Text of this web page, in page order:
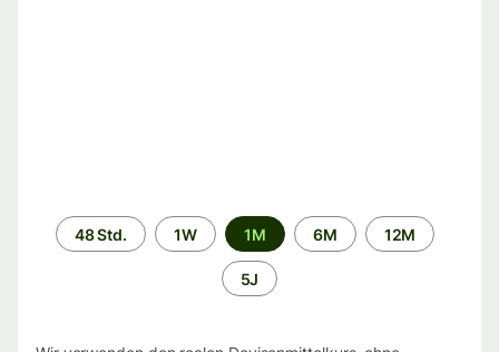
Zeitraum
48 Std. 1W 1M 6M 12M
5J